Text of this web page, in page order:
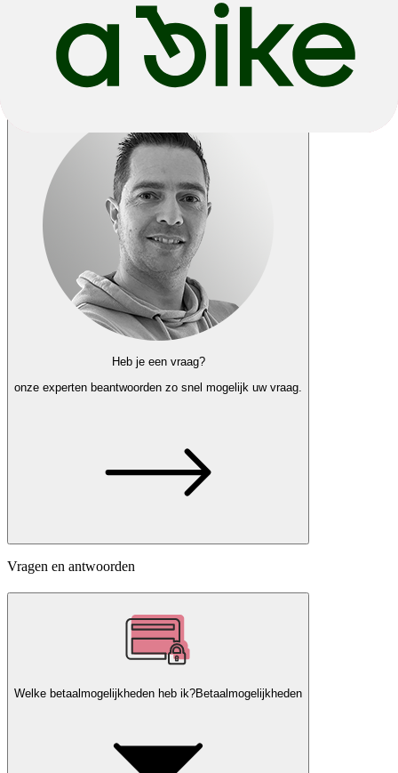
Terug
Heb je een vraag?
onze experten beantwoorden zo snel mogelijk uw vraag.
Vragen en antwoorden
Welke betaalmogelijkheden heb ik?Betaalmogelijkheden